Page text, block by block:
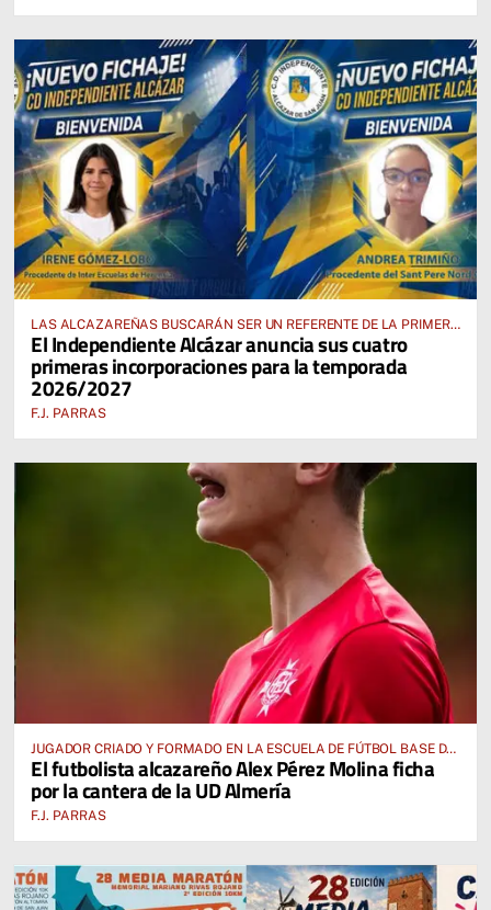
LAS ALCAZAREÑAS BUSCARÁN SER UN REFERENTE DE LA PRIMERA
AUTONÓMICA PREFERENTE FEMENINA
El Independiente Alcázar anuncia sus cuatro
primeras incorporaciones para la temporada
2026/2027
F.J. PARRAS
JUGADOR CRIADO Y FORMADO EN LA ESCUELA DE FÚTBOL BASE DE
ALCÁZAR DE SAN JUAN
El futbolista alcazareño Alex Pérez Molina ficha
por la cantera de la UD Almería
F.J. PARRAS